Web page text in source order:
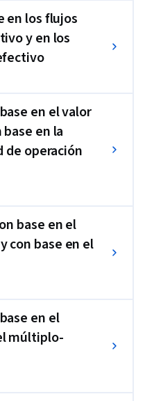
en los flujos
y en los
en el valor
en la
operación
base en el
con base en el
en el
múltiplo-